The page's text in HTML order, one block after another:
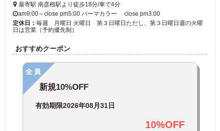
最寄駅 南彦根駅より徒歩18分/車で4分
am9:00～close pm5:00 パーマカラー close pm3:00
定休日： 毎週 月曜日 火曜日 第３日曜日ただし、第３日曜日週の火曜
日は営業（予約優先制）
おすすめクーポン
全員
新規10%OFF
有効期限2026年08月31日
10%OFF